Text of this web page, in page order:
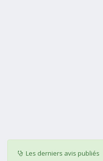
Les derniers avis publiés